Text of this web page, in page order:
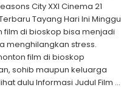
City XXI Cinema 21
Tayang Hari Ini Minggu
film di bioskop bisa menjadi
menghilangkan stress.
film di bioskop
sohib maupun keluarga
dulu Informasi Judul Film …